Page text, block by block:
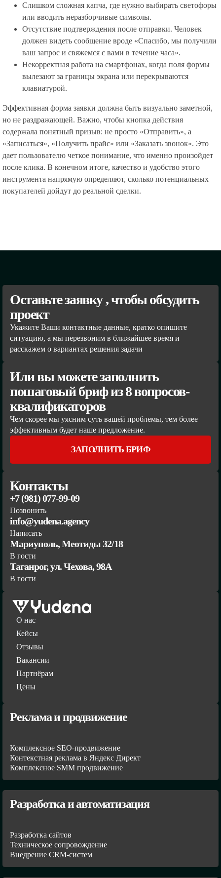
Слишком сложная капча, где нужно выбирать светофоры
или вводить неразборчивые символы.
Отсутствие подтверждения после отправки. Человек
должен видеть сообщение вроде «Спасибо, мы получили
ваш запрос и свяжемся с вами в течение часа».
Некорректная работа на смартфонах, когда поля формы
вылезают за границы экрана или перекрываются
клавиатурой.
Эффективная форма заявки должна быть визуально заметной,
но не раздражающей. Важно, чтобы кнопка действия
содержала понятный призыв: не просто «Отправить», а
«Записаться», «Получить прайс» или «Заказать звонок». Это
дает пользователю четкое понимание, что именно произойдет
после клика. В конечном итоге, качество и удобство этого
инструмента напрямую определяют, сколько потенциальных
покупателей дойдут до реальной сделки.
Оставьте заявку , чтобы обсудить
проект
Укажите Ваши контактные данные, кратко опишите
ситуацию, а мы перезвоним в ближайшее время и
расскажем о вариантах решения задачи
Или вы можете заполнить
пошаговый бриф из 8 вопросов-
квалификаторов
Чем скорее мы уясним суть вашей проблемы, тем более
эффективным будет наше предложение.
ЗАПОЛНИТЬ БРИФ
Контакты
+7 (981) 077-99-09
Позвонить
info@yudena.agency
Написать
Мариуполь, Меотиды 32/18
В гости
Таганрог, ул. Чехова, 98А
В гости
О нас
Кейсы
Отзывы
Вакансии
Партнёрам
Цены
Реклама и продвижение
Комплексное SEO-продвижение
Контекстная реклама в Яндекс Директ
Комплексное SMM продвижение
Разработка и автоматизация
Разработка сайтов
Техническое сопровождение
Внедрение CRM-систем